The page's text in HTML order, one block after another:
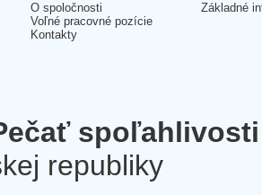
O spoločnosti
Voľné pracovné pozície
Kontakty
Základné
spoľahlivosti
republiky